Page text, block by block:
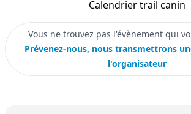
Calendriertrail canin
Vous ne trouvez pas l'évènement qui
Prévenez-nous, nous transmettrons
l'organisateur